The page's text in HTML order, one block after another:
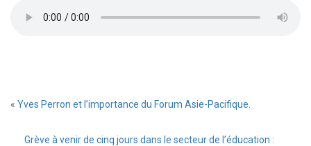
« Yves Perron et l’importance du Forum Asie-Pacifique.
Grève à venir de cinq jours dans le secteur de l’éducation :